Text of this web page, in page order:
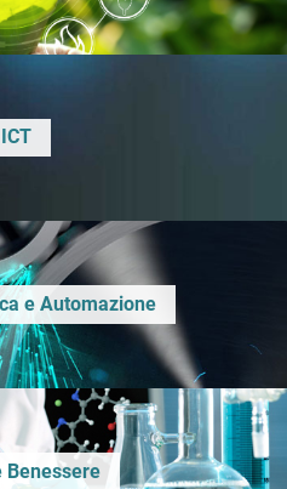
ICT
e Automazione
Benessere